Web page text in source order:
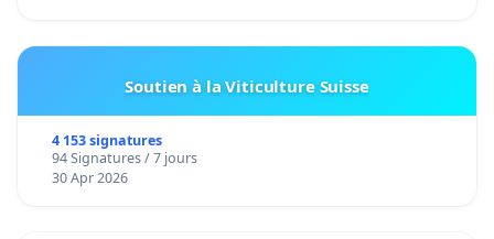
Soutien à la Viticulture Suisse
4 153 signatures
94 Signatures / 7 jours
30 Apr 2026